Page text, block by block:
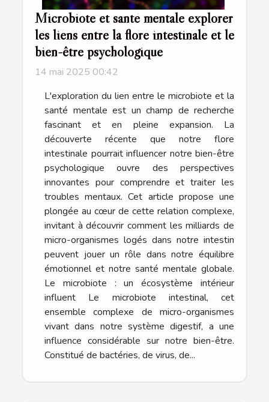
Microbiote et santé mentale explorer
les liens entre la flore intestinale et le
bien-être psychologique
14 mai 2025 00:42
L'exploration du lien entre le microbiote et la
santé mentale est un champ de recherche
fascinant et en pleine expansion. La
découverte récente que notre flore
intestinale pourrait influencer notre bien-être
psychologique ouvre des perspectives
innovantes pour comprendre et traiter les
troubles mentaux. Cet article propose une
plongée au cœur de cette relation complexe,
invitant à découvrir comment les milliards de
micro-organismes logés dans notre intestin
peuvent jouer un rôle dans notre équilibre
émotionnel et notre santé mentale globale.
Le microbiote : un écosystème intérieur
influent Le microbiote intestinal, cet
ensemble complexe de micro-organismes
vivant dans notre système digestif, a une
influence considérable sur notre bien-être.
Constitué de bactéries, de virus, de...